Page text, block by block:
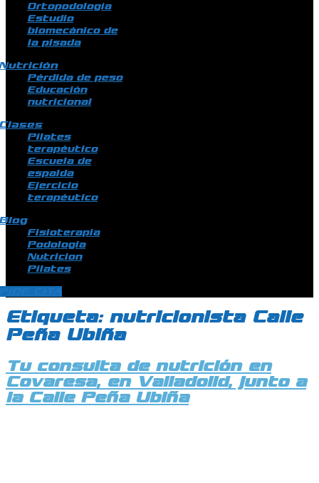
Ortopodología
Estudio
biomecánico de
la pisada
Pérdida de peso
Educación
nutricional
Pilates
terapéutico
Escuela de
espalda
Ejercicio
terapéutico
Fisioterapia
Podologia
Nutricion
Pilates
Etiqueta: nutricionista Calle
Peña Ubiña
Tu consulta de nutrición en
Covaresa, en Valladolid, junto a
la Calle Peña Ubiña